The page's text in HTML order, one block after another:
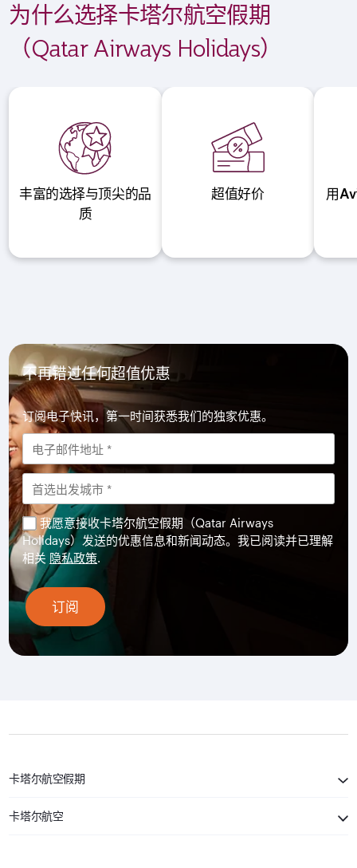
为什么选择卡塔尔航空假期
（Qatar Airways Holidays）
丰富的选择与顶尖的品
质
超值好价 用
不再错过任何超值优惠
订阅电子快讯，第一时间获悉我们的独家优惠。
我愿意接收卡塔尔航空假期（Qatar Airways
Holidays）发送的优惠信息和新闻动态。我已阅读并已理解
相关 隐私政策.
订阅
卡塔尔航空假期
卡塔尔航空